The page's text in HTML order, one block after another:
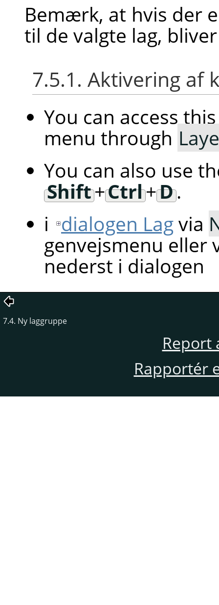
Bemærk, at hvis der
til de valgte lag,
7.5.1. Aktivering af
You can access
menu through
You can also use
Shift+Ctrl+D.
i dialogen Lagvia
genvejsmenu eller
nederst i dialogen
7.4. Ny laggruppe
Report
Rapportér